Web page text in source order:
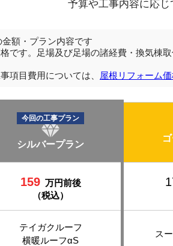
予算や工事内容に応
額・プラン内容です
です。足場及び足場の諸経費・換気棟
項目費用については、
屋根リフォーム
今回の工事プラン
シルバープラン
159 万円前後
（税込）
テイガクルーフ
横暖ルーフαS
ス